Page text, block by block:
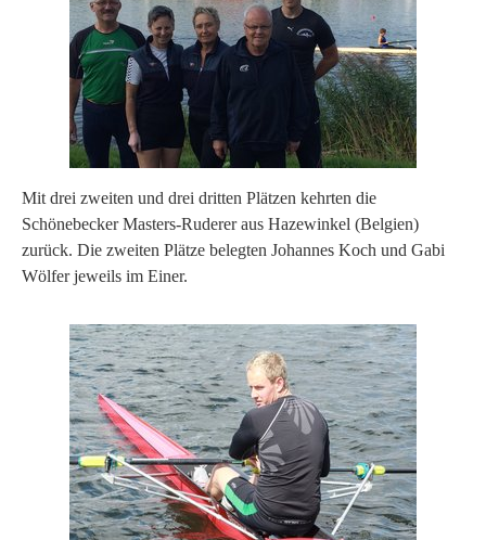
Mit drei zweiten und drei dritten Plätzen kehrten die
Schönebecker Masters-Ruderer aus Hazewinkel (Belgien)
zurück. Die zweiten Plätze belegten Johannes Koch und Gabi
Wölfer jeweils im Einer.